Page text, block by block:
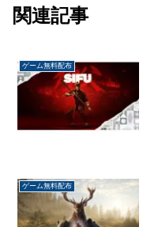
関連記事
ゲーム無料配布
ゲーム無料配布